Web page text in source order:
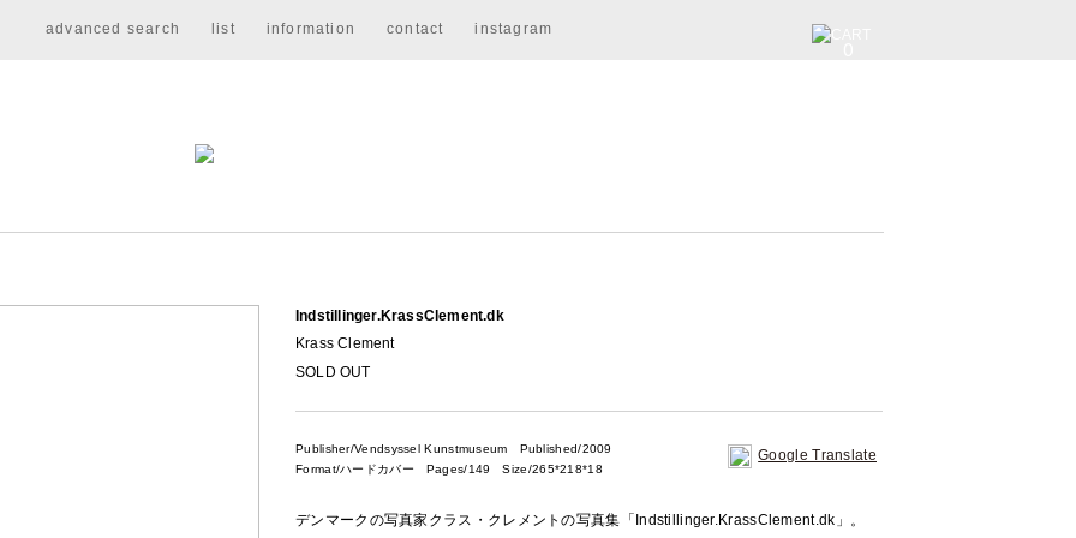
advanced search list information contact instagram
Indstillinger.KrassClement.dk
Krass Clement
SOLD OUT
Publisher/Vendsyssel Kunstmuseum Published/2009
Format/ハードカバー Pages/149 Size/265*218*18
Google Translate
デンマークの写真家クラス・クレメントの写真集「Indstillinger.KrassClement.dk」。